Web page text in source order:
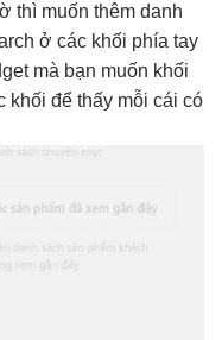
thì muốn thêm danh
ở các khối phía tay
mà bạn muốn khối
khối để thấy mỗi cái có